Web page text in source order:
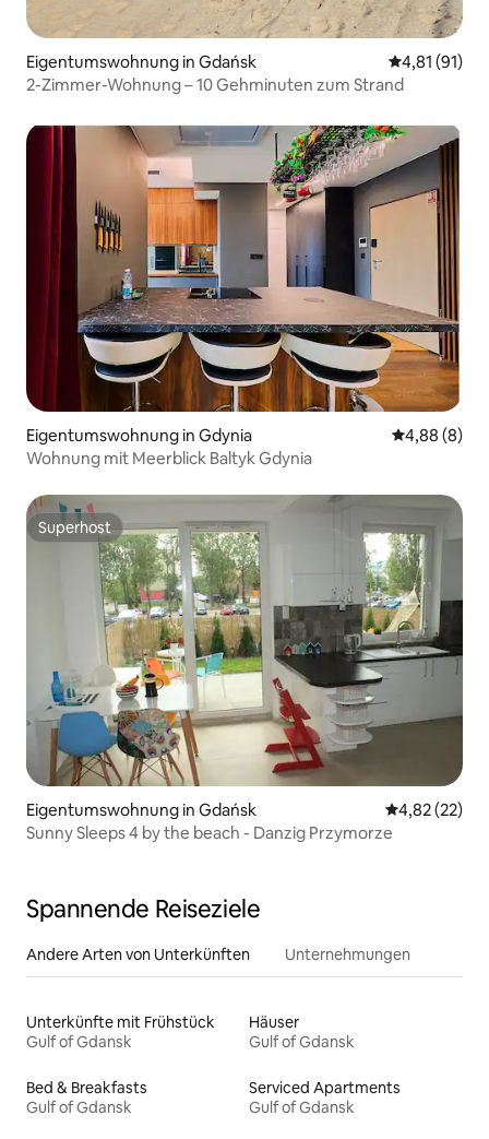
Eigentumswohnung in Gdańsk
4,81 (91)
2-Zimmer-Wohnung – 10 Gehminuten zum Strand
Eigentumswohnung in Gdynia
4,88 (8)
Wohnung mit Meerblick Baltyk Gdynia
Superhost
Superhost
Eigentumswohnung in Gdańsk
4,82 (22)
Sunny Sleeps 4 by the beach - Danzig Przymorze
Spannende Reiseziele
Andere Arten von Unterkünften Unternehmungen
Unterkünfte mit Frühstück
Gulf of Gdansk
Häuser
Gulf of Gdansk
Bed & Breakfasts
Gulf of Gdansk
Serviced Apartments
Gulf of Gdansk